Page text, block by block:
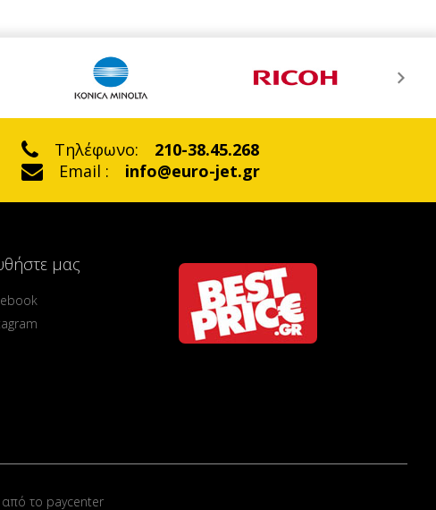
Τηλέφωνο:
210-38.45.268
Email :
info@euro-jet.gr
μας
από το paycenter